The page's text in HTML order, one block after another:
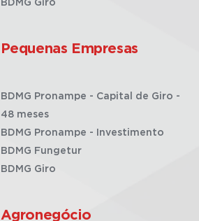
BDMG Giro
Pequenas Empresas
BDMG Pronampe - Capital de Giro -
48 meses
BDMG Pronampe - Investimento
BDMG Fungetur
BDMG Giro
Agronegócio